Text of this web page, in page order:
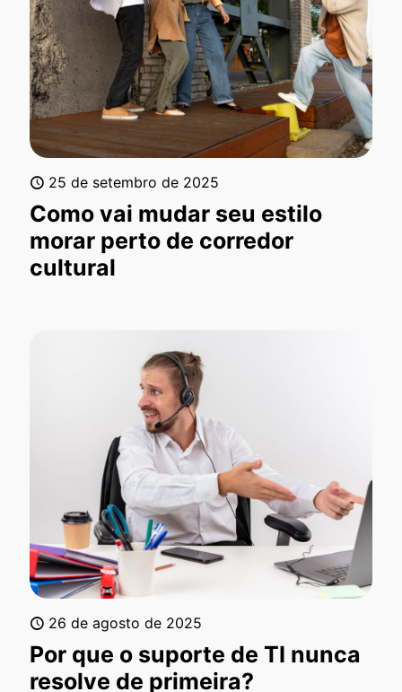
25 de setembro de 2025
Como vai mudar seu estilo
morar perto de corredor
cultural
26 de agosto de 2025
Por que o suporte de TI nunca
resolve de primeira?